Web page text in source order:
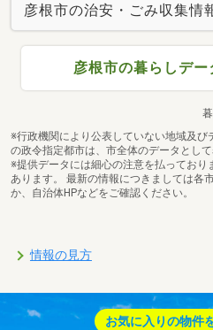
彦根市の治安・ごみ収集情
彦根市の暮らしデ
※行政機関により公表していない地域及
の政令指定都市は、市全体のデータとして
※提供データには細心の注意を払ってお
あります。 最新の情報につきましては各
か、自治体HPなどをご確認ください。
情報の見方
お気に入りの物件